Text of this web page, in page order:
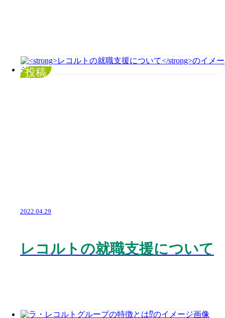
投稿
2022.04.29
レコルトの就職支援について